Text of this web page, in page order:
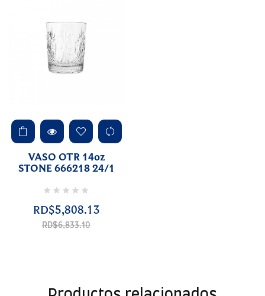
VASO OTR 14oz
STONE 666218 24/1
RD$5,808.13Precio
RD$6,833.10